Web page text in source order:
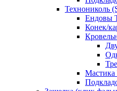
Технониколь
Ендовы
Конек/
Мастика